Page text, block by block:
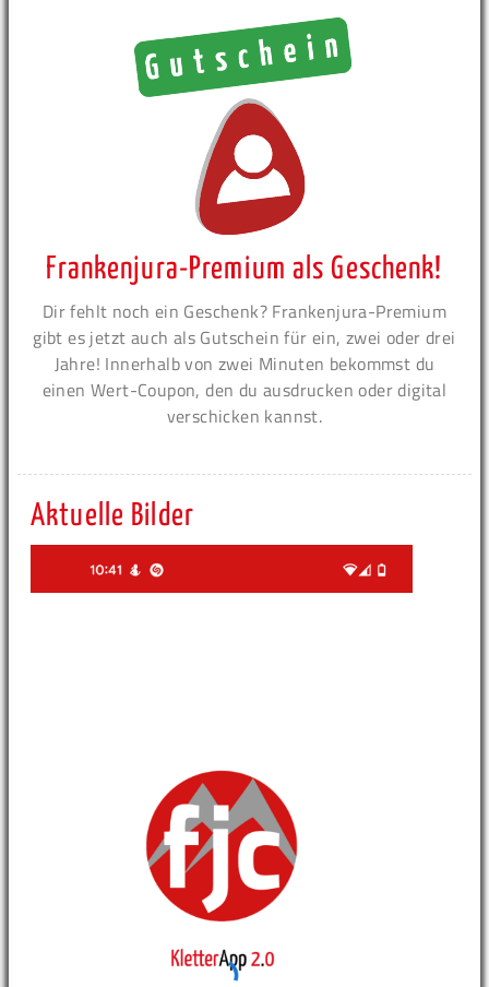
Frankenjura-Premium als Geschenk!
Dir fehlt noch ein Geschenk? Frankenjura-Premium
gibt es jetzt auch als Gutschein für ein, zwei oder drei
Jahre! Innerhalb von zwei Minuten bekommst du
einen Wert-Coupon, den du ausdrucken oder digital
verschicken kannst.
Aktuelle Bilder